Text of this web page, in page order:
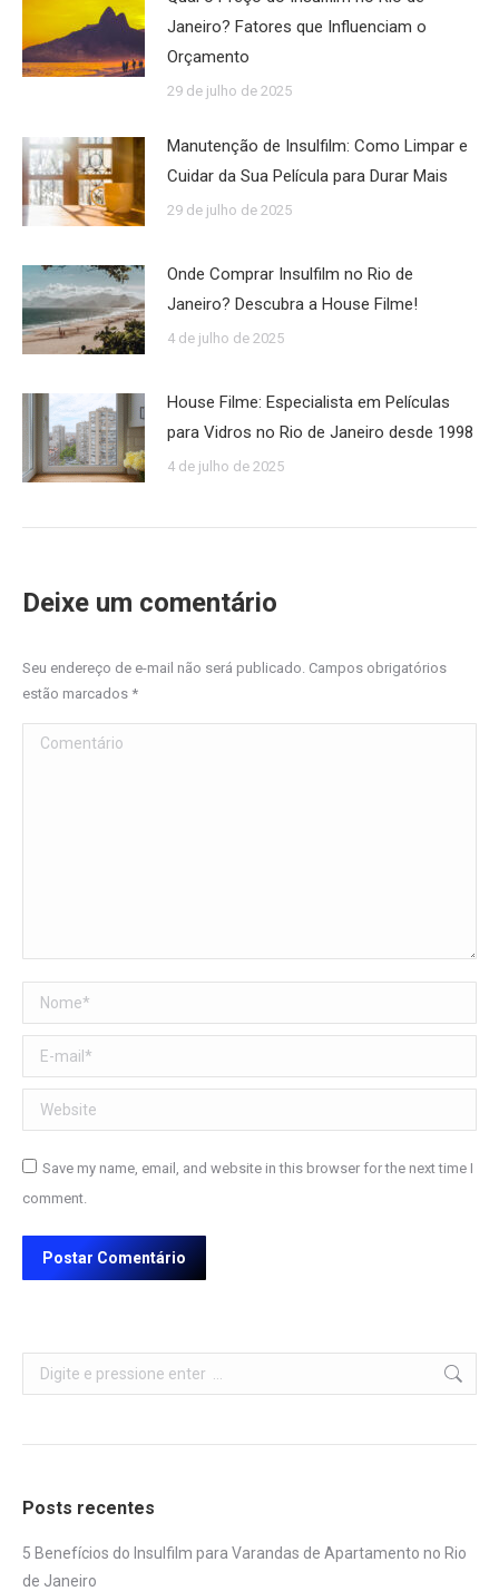
Janeiro? Fatores que Influenciam o
Orçamento
29 de julho de 2025
Manutenção de Insulfilm: Como Limpar e
Cuidar da Sua Película para Durar Mais
29 de julho de 2025
Onde Comprar Insulfilm no Rio de
Janeiro? Descubra a House Filme!
4 de julho de 2025
House Filme: Especialista em Películas
para Vidros no Rio de Janeiro desde 1998
4 de julho de 2025
Deixe um comentário
Seu endereço de e-mail não será publicado. Campos obrigatórios
estão marcados *
Comentário
Nome *
E-mail *
Website
Save my name, email, and website in this browser for the next time I
comment.
Postar Comentário
Search:
Posts recentes
5 Benefícios do Insulfilm para Varandas de Apartamento no Rio
de Janeiro